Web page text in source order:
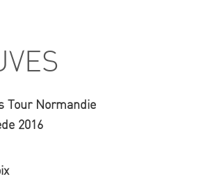
Tour Normandie
2016